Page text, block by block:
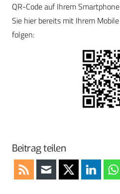
QR-Code auf Ihrem
Sie hier bereits mit Ihrem
folgen:
Beitrag teilen